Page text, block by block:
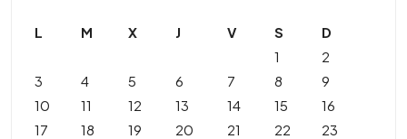
L M X J V S
D
1
2
3
4 5 6 7 8
9
10
11 12 13 14 15
16
17
18 19 20 21 22
23